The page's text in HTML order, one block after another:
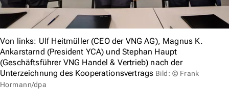
Von links: Ulf Heitmüller (CEO der VNG AG), Magnus K.
Ankarstarnd (President YCA) und Stephan Haupt
(Geschäftsführer VNG Handel & Vertrieb) nach der
Unterzeichnung des Kooperationsvertrags Bild: © Frank
Hormann/dpa